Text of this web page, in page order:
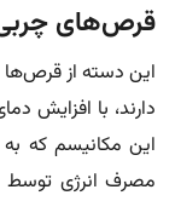
قرص‌های
این دسته از
دارند، با افزایش
این مکانیسم که
مصرف انرژی